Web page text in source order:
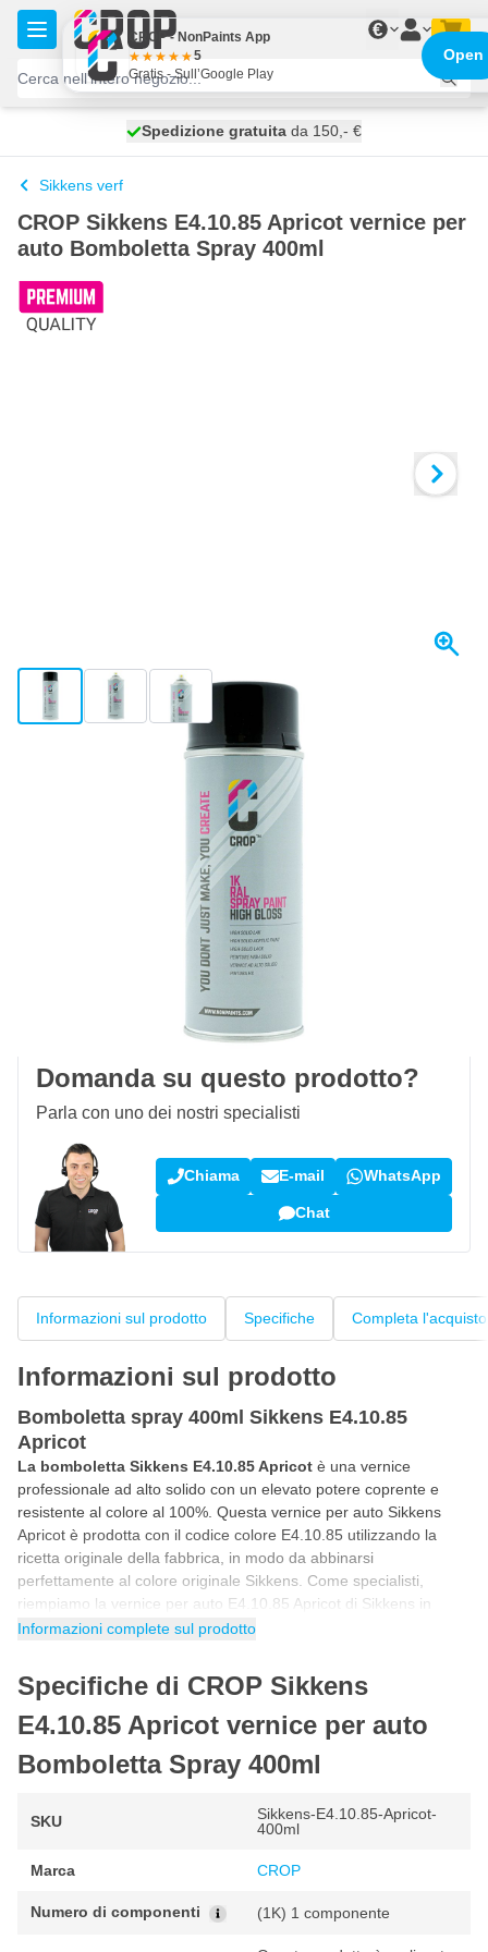
Salta al contenuto
€
spedito domani
Spedizione gratuita da 150,- €
100 giorni
Sikkens verf
CROP Sikkens E4.10.85 Apricot vernice per
auto Bomboletta Spray 400ml
View larger imageView larger imageView larger image
Spedito entro 1-2 giorni
Ordina ora, spedito entro 1-2 giorni
da 150,- €
per resi & cambi
Recensioni dei clienti:
(7.078 recensioni)
Domanda su questo prodotto?
Parla con uno dei nostri specialisti
Chiama E-mail WhatsApp
Chat
Informazioni sul prodotto Specifiche Completa l'acquisto
Informazioni sul prodotto
Bomboletta spray 400ml Sikkens E4.10.85
Apricot
La bomboletta Sikkens E4.10.85 Apricot è una vernice
professionale ad alto solido con un elevato potere coprente e
resistente al colore al 100%. Questa vernice per auto Sikkens
Apricot è prodotta con il codice colore E4.10.85 utilizzando la
ricetta originale della fabbrica, in modo da abbinarsi
perfettamente al colore originale Sikkens. Come specialisti,
riempiamo la vernice per auto E4.10.85 Apricot di Sikkens in
bombola con la tecnologia HPHC. Questa tecnologia ad alta
qualità come quello ottenuto con uno spruzzatore professionale.
Ciò consente di utilizzare questa vernice spray per auto Sikkens
E4.10.85 Apricot per verniciare nuove parti della vostra auto o per
effettuare riparazioni invisibili.
Come verniciare con la bomboletta spray
Sikkens E4.10.85 Apricot?
Puoi utilizzare questa vernice spray per auto Sikkens E4.10.85 in
riportato di seguito avrai la certezza di utilizzare correttamente il
risultato fantastico e originale di fabbrica.
Informazioni complete sul prodotto
Specifiche di CROP Sikkens
E4.10.85 Apricot vernice per auto
Bomboletta Spray 400ml
SKU
Sikkens-E4.10.85-Apricot-
400ml
Marca CROP
Numero di componenti (1K) 1 componente
CROP - NonPaints App
5
Gratis - Sull’Google Play
Open